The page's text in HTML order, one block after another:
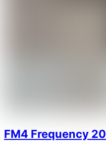
FM4 Frequency